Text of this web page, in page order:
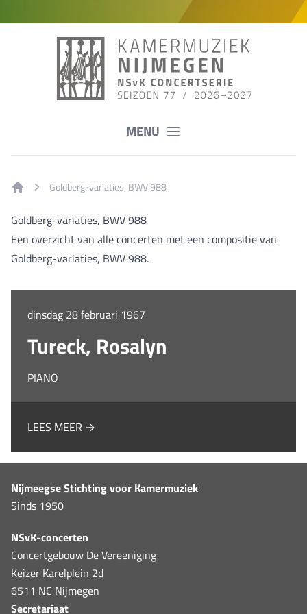
MENU
Goldberg-variaties, BWV 988
Goldberg-variaties, BWV 988
Een overzicht van alle concerten met een compositie van
Goldberg-variaties, BWV 988.
dinsdag 28 februari 1967
Tureck, Rosalyn
PIANO
LEES MEER →
Nijmeegse Stichting voor Kamermuziek
Sinds 1950
NSvK-concerten
Concertgebouw De Vereeniging
Keizer Karelplein 2d
6511 NC Nijmegen
Secretariaat